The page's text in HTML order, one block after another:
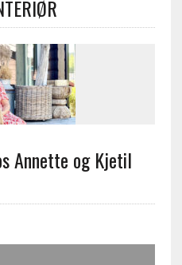
Annette og Kjetil